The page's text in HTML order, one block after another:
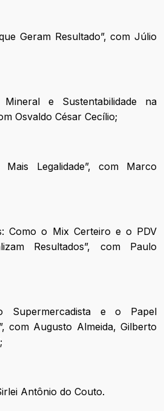
Geram Resultado”, com Júlio
e Sustentabilidade na
Osvaldo César Cecílio;
Legalidade”, com Marco
Como o Mix Certeiro e o PDV
Resultados”, com Paulo
Supermercadista e o Papel
com Augusto Almeida, Gilberto
Antônio do Couto.